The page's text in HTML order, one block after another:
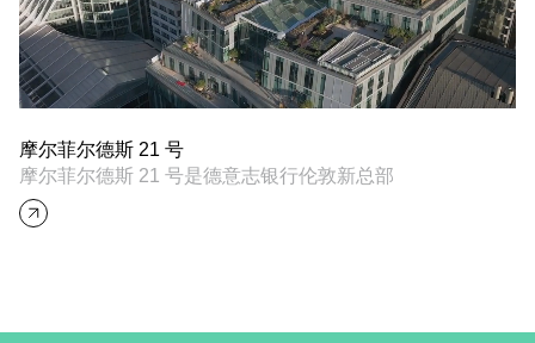
摩尔菲尔德斯 21 号
摩尔菲尔德斯 21 号是德意志银行伦敦新总部